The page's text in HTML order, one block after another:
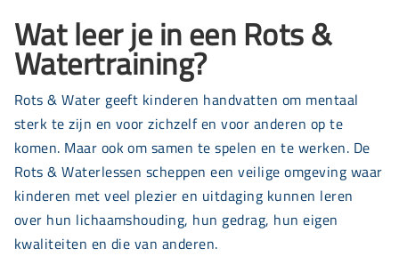
Wat leer je in een Rots &
Watertraining?
Rots & Water geeft kinderen handvatten om mentaal
sterk te zijn en voor zichzelf en voor anderen op te
komen. Maar ook om samen te spelen en te werken. De
Rots & Waterlessen scheppen een veilige omgeving waar
kinderen met veel plezier en uitdaging kunnen leren
over hun lichaamshouding, hun gedrag, hun eigen
kwaliteiten en die van anderen.